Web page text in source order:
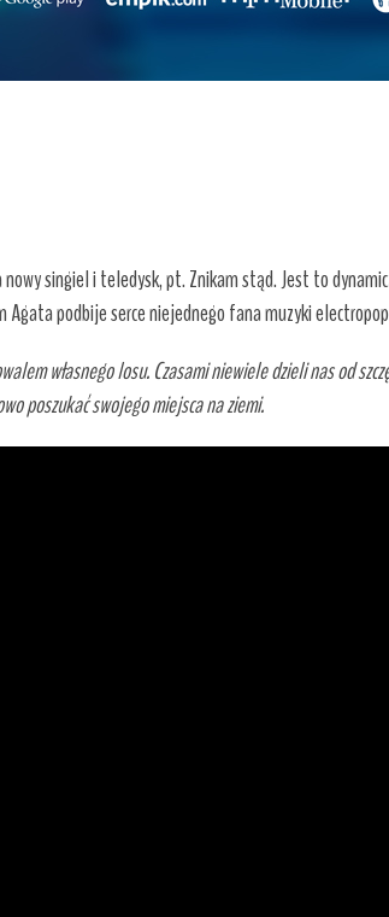
singiel i teledysk, pt. Znikam stąd. Jest to
podbije serce niejednego fana muzyki
własnego losu. Czasami niewiele dzieli nas od
poszukać swojego miejsca na ziemi.